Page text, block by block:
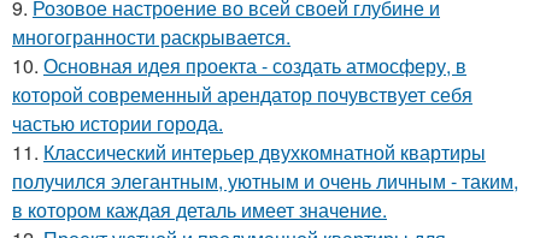
9. Розовое настроение во всей своей глубине и
многогранности раскрывается.
10. Основная идея проекта - создать атмосферу, в
которой современный арендатор почувствует себя
частью истории города.
11. Классический интерьер двухкомнатной квартиры
получился элегантным, уютным и очень личным - таким,
в котором каждая деталь имеет значение.